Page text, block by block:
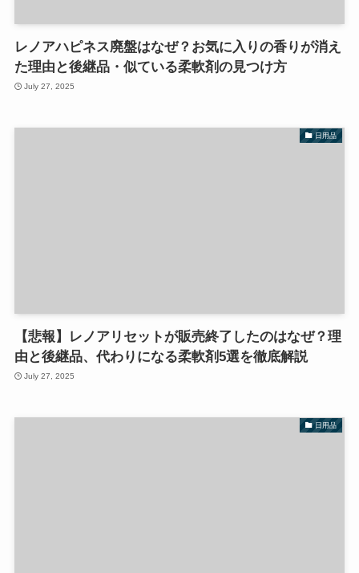
レノアハピネス廃盤はなぜ？お気に入りの香りが消え
た理由と後継品・似ている柔軟剤の見つけ方
July 27, 2025
日用品
【悲報】レノアリセットが販売終了したのはなぜ？理
由と後継品、代わりになる柔軟剤5選を徹底解説
July 27, 2025
日用品